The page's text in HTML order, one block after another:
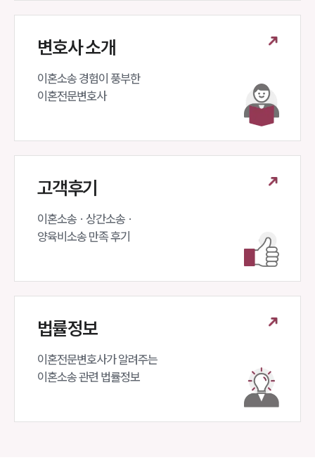
변호사 소개
이혼소송 경험이 풍부한
이혼전문변호사
고객후기
이혼소송 · 상간소송 ·
양육비소송 만족 후기
법률정보
이혼전문변호사가 알려주는
이혼소송 관련 법률정보